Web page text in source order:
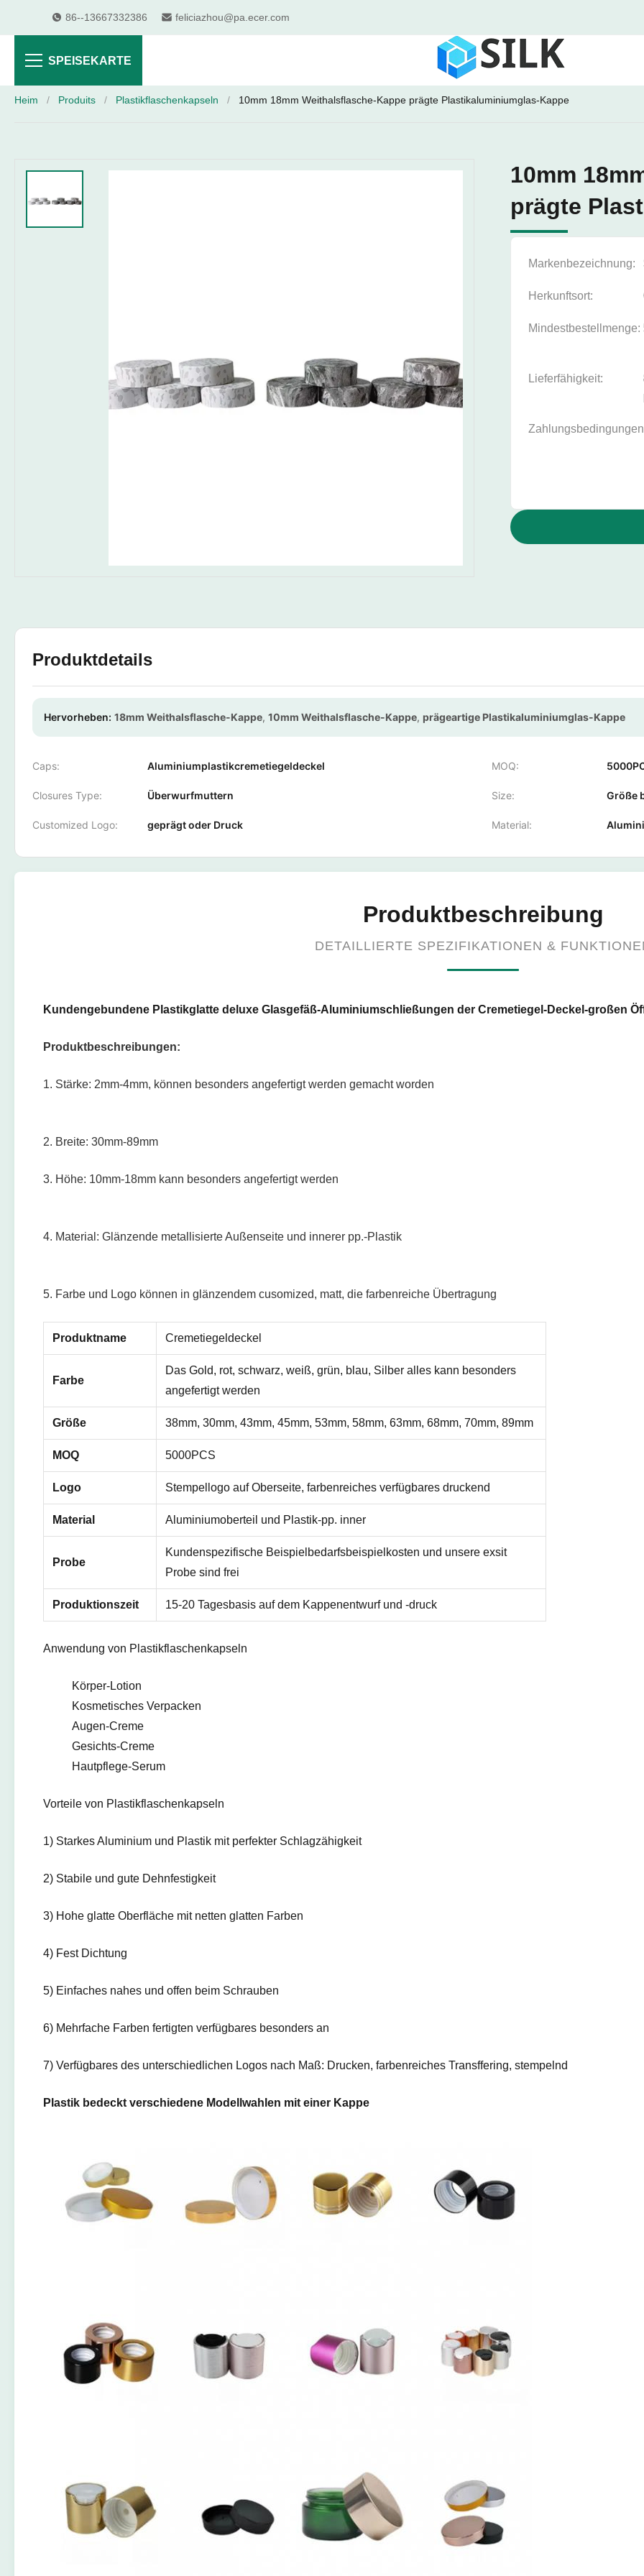
86--13667332386 feliciazhou@pa.ecer.com
SPEISEKARTE
Heim / Produits / Plastikflaschenkapseln / 10mm 18mm Weithalsflasche-Kappe prägte Plastikaluminiumglas-Kappe
10mm
prägte
Markenbezeichnung:
Herkunftsort:
Mindestbestellmenge:
Lieferfähigkeit:
Produktdetails
Hervorheben: 18mm Weithalsflasche-Kappe, 10mm Weithalsflasche-Kappe, prägeartige Plastikaluminiumglas-Kappe
Caps: Aluminiumplastikcremetiegeldeckel MOQ:
Closures Type: Überwurfmuttern Size: Größe
Customized Logo: geprägt oder Druck Material:
Produktbeschreibung
DETAILLIERTE SPEZIFIKATIONEN &
Kundengebundene Plastikglatte deluxe Glasgefäß-Aluminiumschließungen der Cremetiegel-Deckel-großen
Produktbeschreibungen:
1. Stärke: 2mm-4mm, können besonders angefertigt werden gemacht worden
2. Breite: 30mm-89mm
3. Höhe: 10mm-18mm kann besonders angefertigt werden
4. Material: Glänzende metallisierte Außenseite und innerer pp.-Plastik
5. Farbe und Logo können in glänzendem cusomized, matt, die farbenreiche Übertragung
Produktname Cremetiegeldeckel
Farbe
Das Gold, rot, schwarz, weiß, grün, blau, Silber alles kann besonders
angefertigt werden
Größe 38mm, 30mm, 43mm, 45mm, 53mm, 58mm, 63mm, 68mm, 70mm, 89mm
MOQ 5000PCS
Logo Stempellogo auf Oberseite, farbenreiches verfügbares druckend
Material Aluminiumoberteil und Plastik-pp. inner
Probe
Kundenspezifische Beispielbedarfsbeispielkosten und unsere exsit
Probe sind frei
Produktionszeit 15-20 Tagesbasis auf dem Kappenentwurf und -druck
Anwendung von Plastikflaschenkapseln
Körper-Lotion
Kosmetisches Verpacken
Augen-Creme
Gesichts-Creme
Hautpflege-Serum
Vorteile von Plastikflaschenkapseln
1) Starkes Aluminium und Plastik mit perfekter Schlagzähigkeit
2) Stabile und gute Dehnfestigkeit
3) Hohe glatte Oberfläche mit netten glatten Farben
4) Fest Dichtung
5) Einfaches nahes und offen beim Schrauben
6) Mehrfache Farben fertigten verfügbares besonders an
7) Verfügbares des unterschiedlichen Logos nach Maß: Drucken, farbenreiches Transffering, stempelnd
Plastik bedeckt verschiedene Modellwahlen mit einer Kappe